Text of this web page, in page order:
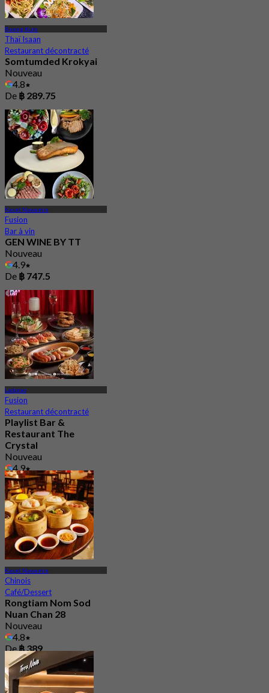
Bueng Kum
Thaï Isaan
Restaurant décontracté
Somtumded Krokyai
Nouveau
4.8
De ฿ 289.75
Kaset Nawamin
Fusion
Bar à vin
GEN WINE BY TT
Nouveau
4.9
De ฿ 747.5
Ladprao
Fusion
Restaurant décontracté
Playlist Bar &
Restaurant The
Crystal
Nouveau
4.9
De฿ 496.66
Kaset Nawamin
Chinois
Café/Dessert
Rongtiam Nom Sod
Nuan Chan 28
Nouveau
4.8
De฿ 389